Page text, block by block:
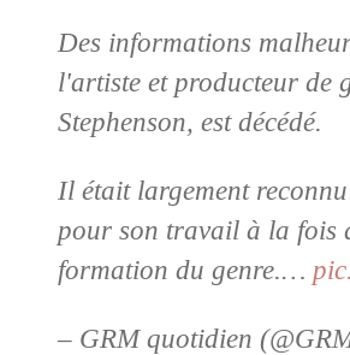
Des informations
l'artiste et producteur de
Stephenson, est décédé.
Il était largement
pour son travail à la fois
formation du genre.…
– GRM quotidien